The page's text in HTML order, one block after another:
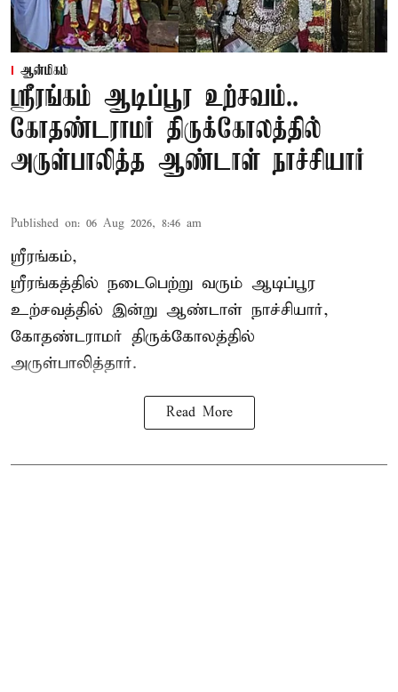
ஆன்மிகம்
ஸ்ரீரங்கம் ஆடிப்பூர உற்சவம்..
கோதண்டராமர் திருக்கோலத்தில்
அருள்பாலித்த ஆண்டாள் நாச்சியார்
Published on: 06 Aug 2026, 8:46 am
ஸ்ரீரங்கம்,
ஸ்ரீரங்கத்தில் நடைபெற்று வரும் ஆடிப்பூர
உற்சவத்தில் இன்று ஆண்டாள் நாச்சியார்,
கோதண்டராமர் திருக்கோலத்தில்
அருள்பாலித்தார்.
Read More